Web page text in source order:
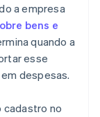
a empresa
bens e
quando a
esse
despesas.
cadastro no